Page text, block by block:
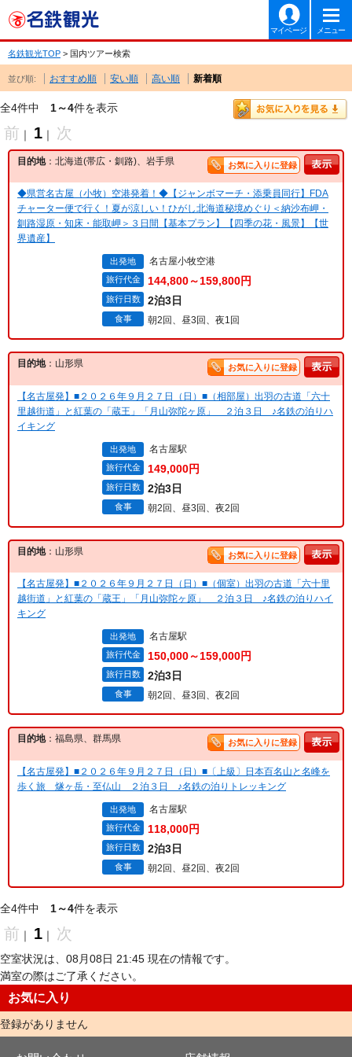
マイページ メニュー
名鉄観光TOP > 国内ツアー検索
並び順: おすすめ順 安い順 高い順 新着順
全4件中 1～4件を表示
前 ｜ 1 ｜ 次
目的地：北海道(帯広・釧路)、岩手県 お気に入りに登録
◆県営名古屋（小牧）空港発着！◆【ジャンボマーチ・添乗員同行】FDA
チャーター便で行く！夏が涼しい！ひがし北海道秘境めぐり＜納沙布岬・
釧路湿原・知床・能取岬＞３日間【基本プラン】【四季の花・風景】【世
界遺産】
出発地 名古屋小牧空港
旅行代金 144,800～159,800円
旅行日数 2泊3日
食事 朝2回、昼3回、夜1回
目的地：山形県 お気に入りに登録
【名古屋発】■２０２６年９月２７日（日）■（相部屋）出羽の古道「六十
里越街道」と紅葉の「蔵王」「月山弥陀ヶ原」 ２泊３日 ♪名鉄の泊りハ
イキング
出発地 名古屋駅
旅行代金 149,000円
旅行日数 2泊3日
食事 朝2回、昼3回、夜2回
目的地：山形県 お気に入りに登録
【名古屋発】■２０２６年９月２７日（日）■（個室）出羽の古道「六十里
越街道」と紅葉の「蔵王」「月山弥陀ヶ原」 ２泊３日 ♪名鉄の泊りハイ
キング
出発地 名古屋駅
旅行代金 150,000～159,000円
旅行日数 2泊3日
食事 朝2回、昼3回、夜2回
目的地：福島県、群馬県 お気に入りに登録
【名古屋発】■２０２６年９月２７日（日）■〔上級〕日本百名山と名峰を
歩く旅 燧ヶ岳・至仏山 ２泊３日 ♪名鉄の泊りトレッキング
出発地 名古屋駅
旅行代金 118,000円
旅行日数 2泊3日
食事 朝2回、昼2回、夜2回
全4件中 1～4件を表示
前 ｜ 1 ｜ 次
空室状況は、08月08日 21:45 現在の情報です。
満室の際はご了承ください。
お気に入り
登録がありません